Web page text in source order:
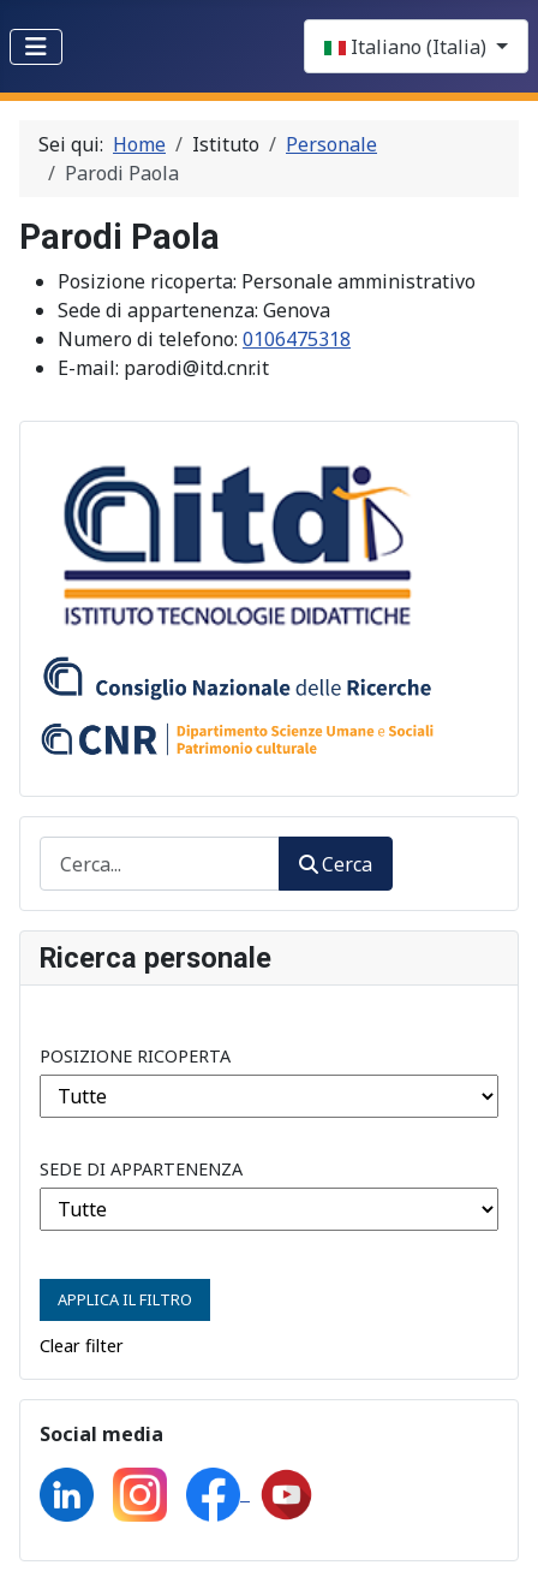
Italiano (Italia)
Cerca
Ricerca personale
POSIZIONE RICOPERTA
SEDE DI APPARTENENZA
APPLICA IL FILTRO
Clear filter
Social media
Sei qui: Home Istituto
Personale
Parodi Paola
Parodi Paola
Posizione ricoperta: Personale amministrativo
Sede di appartenenza: Genova
Numero di telefono: 0106475318
E-mail: parodi@itd.cnr.it